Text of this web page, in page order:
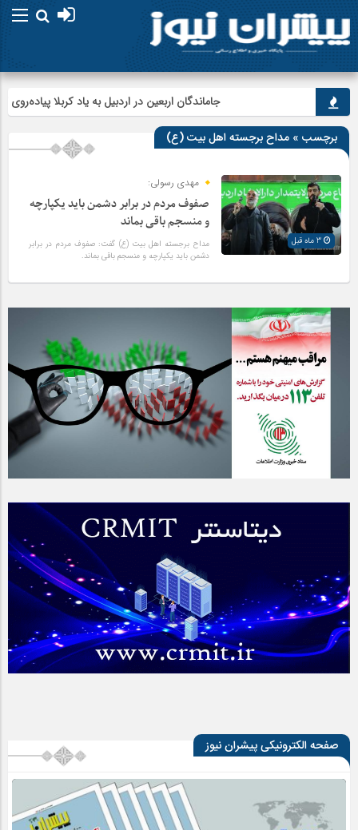
جاماندگان اربعین در اردبیل به یاد کربلا پیاده‌روی
برچسب » مداح برجسته اهل بیت (ع)
مهدی رسولی:
صفوف مردم در برابر دشمن باید یکپارچه
و منسجم باقی بماند‌
مداح برجسته اهل بیت (ع) گفت: صفوف مردم در برابر
دشمن باید یکپارچه و منسجم باقی بماند‌.
صفحه الکترونیکی پیشران نیوز